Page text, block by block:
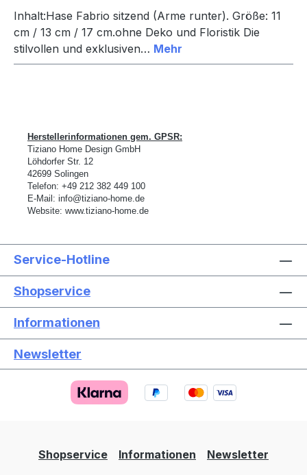
Inhalt:Hase Fabrio sitzend (Arme runter). Größe: 11
cm / 13 cm / 17 cm.ohne Deko und Floristik Die
stilvollen und exklusiven… Mehr
Herstellerinformationen gem. GPSR:
Tiziano Home Design GmbH
öhdorfer Str. 12
42699 Solingen
Telefon: +49 212 382 449 100
E-Mail: info@tiziano-home.de
Website: www.tiziano-home.de
Service-Hotline
Shopservice
Informationen
Newsletter
Shopservice Informationen Newsletter
Text vergrößern
Farben invertieren Monochrom